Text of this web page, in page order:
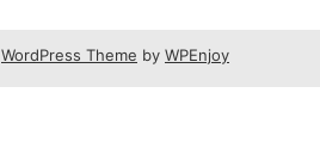
WordPress Theme by WPEnjoy